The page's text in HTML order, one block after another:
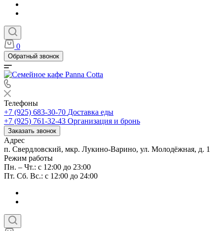
0
Обратный звонок
Телефоны
+7 (925) 683-30-70 Доставка еды
+7 (925) 761-32-43 Организация и бронь
Заказать звонок
Адрес
п. Свердловский, мкр. Лукино-Варино, ул. Молодёжная, д. 1
Режим работы
Пн. – Чт.: с 12:00 до 23:00
Пт. Сб. Вс.: с 12:00 до 24:00